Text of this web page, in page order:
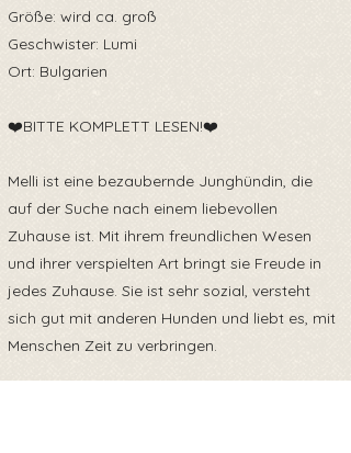
Größe: wird ca. groß
Geschwister: Lumi
Ort: Bulgarien
❤️BITTE KOMPLETT LESEN!❤️
Melli ist eine bezaubernde Junghündin, die
auf der Suche nach einem liebevollen
Zuhause ist. Mit ihrem freundlichen Wesen
und ihrer verspielten Art bringt sie Freude in
jedes Zuhause. Sie ist sehr sozial, versteht
sich gut mit anderen Hunden und liebt es, mit
Menschen Zeit zu verbringen.